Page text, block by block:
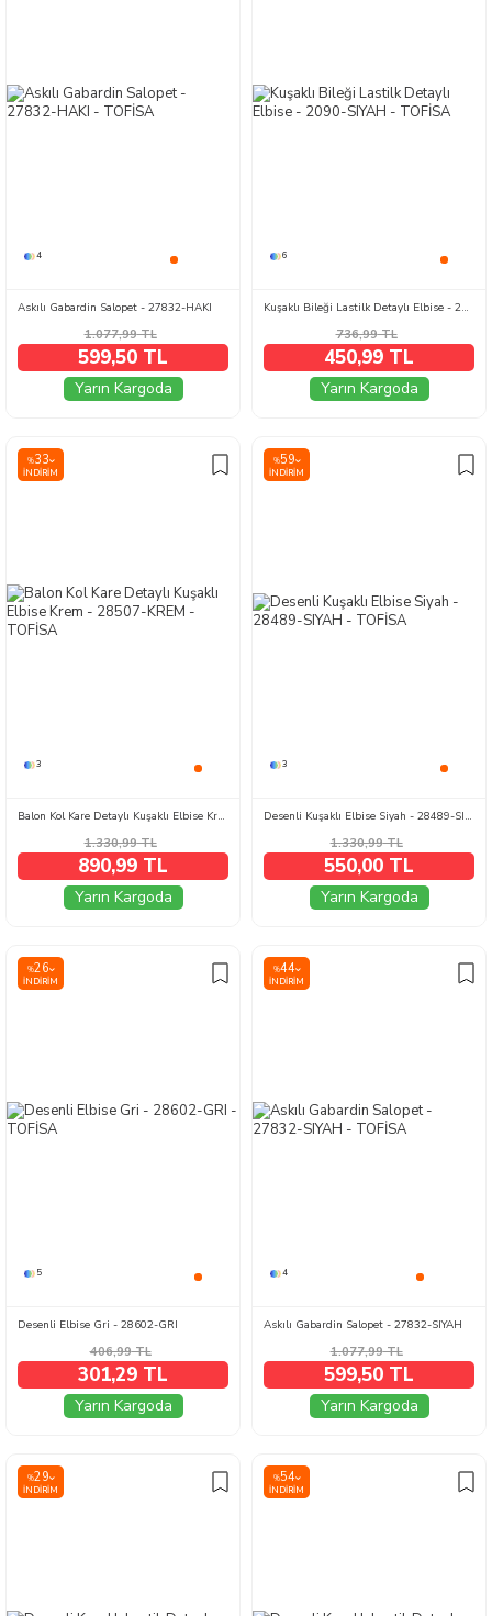
4
Askılı Gabardin Salopet - 27832-HAKI
1.077,99TL
599,50 TL
Yarın Kargoda
6
Kuşaklı Bileği Lastilk Detaylı Elbise - 2090-SIYAH
736,99TL
450,99 TL
Yarın Kargoda
%33
İNDIRIM
3
Balon Kol Kare Detaylı Kuşaklı Elbise Krem - 28507-KREM
1.330,99TL
890,99 TL
Yarın Kargoda
%59
İNDIRIM
3
Desenli Kuşaklı Elbise Siyah - 28489-SIYAH
1.330,99TL
550,00 TL
Yarın Kargoda
%26
İNDIRIM
5
Desenli Elbise Gri - 28602-GRI
406,99TL
301,29 TL
Yarın Kargoda
%44
İNDIRIM
4
Askılı Gabardin Salopet - 27832-SIYAH
1.077,99TL
599,50 TL
Yarın Kargoda
%29
İNDIRIM
%54
İNDIRIM